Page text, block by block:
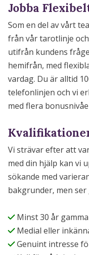
Jobba
Som en del av vårt
från vår tarotlinje
utifrån kundens
hemifrån, med
vardag. Du är alltid
telefonlinjen och vi
med flera
Vi strävar efter att
med din hjälp kan vi
sökande med
bakgrunder, men ser
Minst 30 år
Medial eller
Genuint intresse